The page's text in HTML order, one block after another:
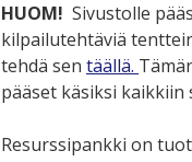
HUOM! Sivustolle
kilpailutehtäviä
tehdä sen täällä.
pääset käsiksi kaikkiin
Resurssipankki on